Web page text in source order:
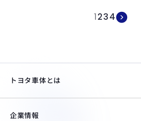
1234
トヨタ車体とは
企業情報